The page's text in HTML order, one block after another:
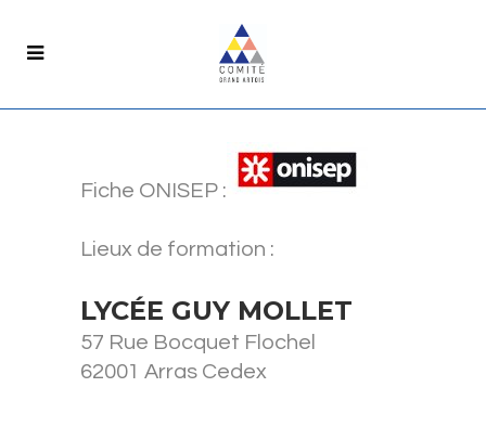
Fiche ONISEP :
Lieux de formation :
LYCÉE GUY MOLLET
57 Rue Bocquet Flochel
62001 Arras Cedex